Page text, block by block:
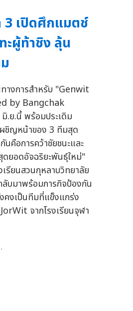
เปิดศึกแมตช์
ะผู้ท้าชิง ลุ้น
างการสำหรับ "Genwit
by Bangchak
.ย.นี้ พร้อมประเดิม
ชิญหน้าของ 3 ทีมสุด
นคือการคว้าชัยชนะและ
ดยอดอัจฉริยะพันธุ์ใหม่"
เรียนสวนกุหลาบวิทยาลัย
ลับมาพร้อมภารกิจป้องกัน
คงเป็นทีมที่แข็งแกร่ง
จากโรงเรียนจุฬา